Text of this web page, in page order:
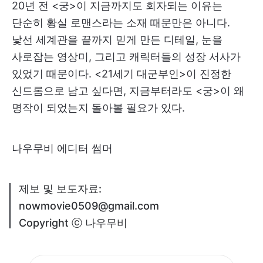
20년 전 <궁>이 지금까지도 회자되는 이유는
단순히 황실 로맨스라는 소재 때문만은 아니다.
낯선 세계관을 끝까지 믿게 만든 디테일, 눈을
사로잡는 영상미, 그리고 캐릭터들의 성장 서사가
있었기 때문이다. <21세기 대군부인>이 진정한
신드롬으로 남고 싶다면, 지금부터라도 <궁>이 왜
명작이 되었는지 돌아볼 필요가 있다.
나우무비 에디터 썸머
제보 및 보도자료:
nowmovie0509@gmail.com
Copyright ⓒ 나우무비